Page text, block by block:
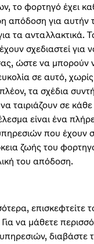
το φορτηγό έχει
απόδοση για
τα ανταλλακτικά.
σχεδιαστεί για
ώστε να μπορούν
σε αυτό,
τα σχέδια
ταιριάζουν σε
είναι ένα
που έχουν
ζωής του
του απόδοση.
επισκεφτείτε
Για να μάθετε
διαβάστε